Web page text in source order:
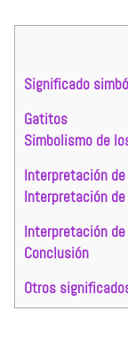
Significado
Gatitos
Simbolismo de
Interpretación
Interpretación
Interpretación
Conclusión
Otros